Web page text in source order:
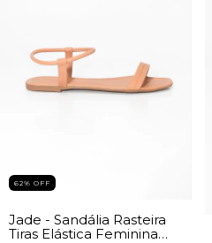
62% OFF
Jade - Sandália Rasteira
Tiras Elástica Feminina